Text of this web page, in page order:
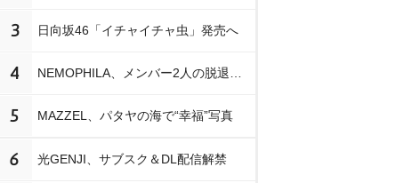
3 日向坂46「イチャイチャ虫」発売へ
4
5 MAZZEL、パタヤの海で“幸福”写真
6 光GENJI、サブスク＆DL配信解禁